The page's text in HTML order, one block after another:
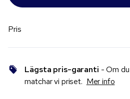
Pris
Lägsta pris-garanti - Om
matchar vi priset. Mer info